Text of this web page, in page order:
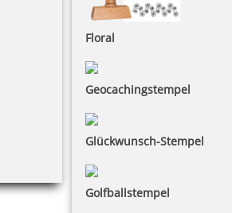
Floral
Geocachingstempel
Glückwunsch-Stempel
Golfballstempel